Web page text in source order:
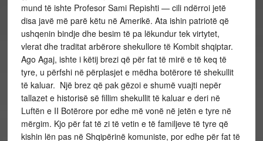
mund të ishte Profesor Sami Repishti — cili ndërroi jetë
disa javë më parë këtu në Amerikë. Ata ishin patriotë që
ushqenin bindje dhe besim të pa lëkundur tek virtytet,
vlerat dhe traditat arbërore shekullore të Kombit shqiptar.
Ago Agaj, ishte i këtij brezi që për fat të mirë e të keq të
tyre, u përfshi në përplasjet e mëdha botërore të shekullit
të kaluar. Një brez që pak gëzoi e shumë vuajti nepër
tallazet e historisë së fillim shekullit të kaluar e deri në
Luftën e II Botërore por edhe më vonë në jetën e tyre në
mërgim. Kjo për fat të zi të vetin e të familjeve të tyre që
kishin lën pas në Shqipërinë komuniste, por edhe për fat të